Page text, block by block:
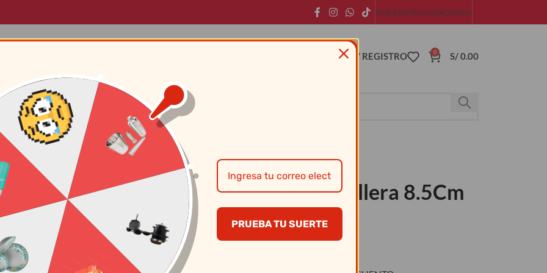
SUSCRÍBETECONTÁCTANOS
ACCESO / REGISTRO 0 S/0.00
Vajillas Corona – Mantequillera 8.5Cm
Americ.Blco
S/8.00
PRUEBA TU SUERTE